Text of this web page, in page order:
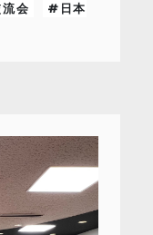
会
#日本